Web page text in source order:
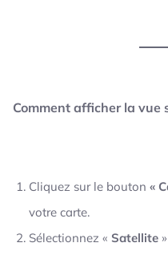
Comment afficher la vue
Cliquez sur le bouton «
votre carte.
Sélectionnez « Satellite